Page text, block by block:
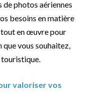
photos aériennes
besoins en matière
tout en œuvre pour
vous souhaitez,
touristique.
valoriser vos